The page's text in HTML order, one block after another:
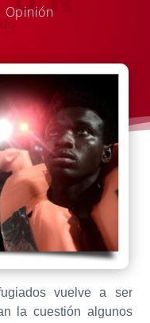
Opinión
vuelve a ser
la cuestión algunos